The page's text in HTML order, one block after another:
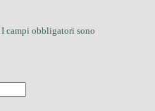
I campi obbligatori sono